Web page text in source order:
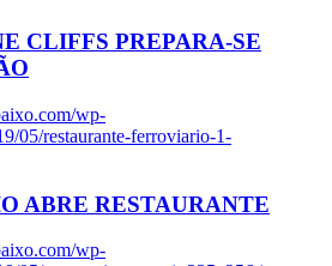
CLIFFS PREPARA-SE
wp-
05/restaurante-ferroviario-1-
ABRE RESTAURANTE
wp-